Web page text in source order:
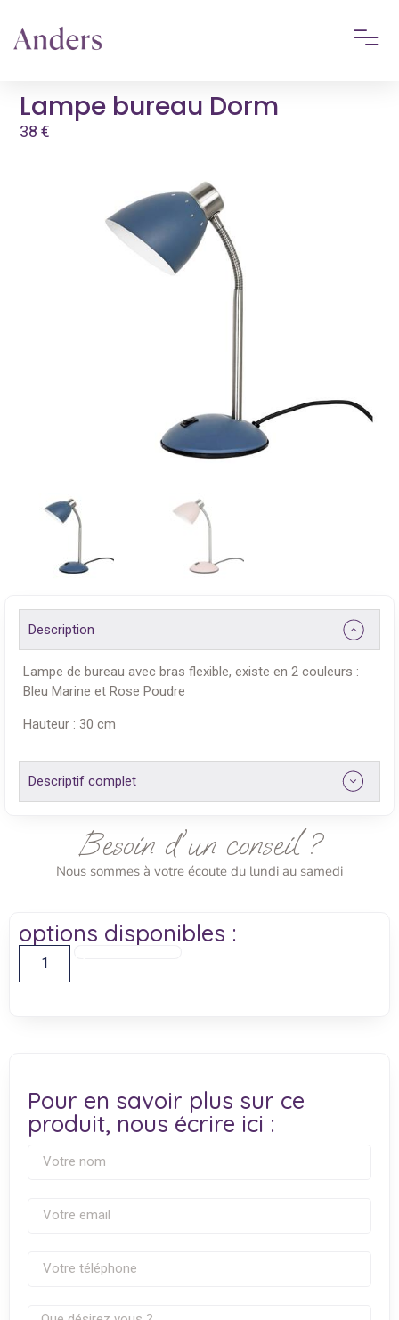
Lampe bureau Dorm
38€
Description
Lampe de bureau avec bras flexible, existe en 2 couleurs :
Bleu Marine et Rose Poudre
Hauteur : 30 cm
Descriptif complet
Besoin d'un conseil ?
Nous sommes à votre écoute du lundi au samedi
options disponibles :
Pour en savoir plus sur ce
produit, nous écrire ici :